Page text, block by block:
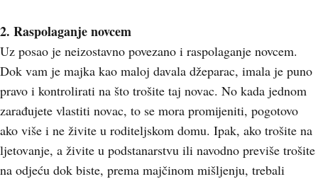
2. Raspolaganje novcem
Uz posao je neizostavno povezano i raspolaganje novcem.
Dok vam je majka kao maloj davala džeparac, imala je puno
pravo i kontrolirati na što trošite taj novac. No kada jednom
zarađujete vlastiti novac, to se mora promijeniti, pogotovo
ako više i ne živite u roditeljskom domu. Ipak, ako trošite na
ljetovanje, a živite u podstanarstvu ili navodno previše trošite
na odjeću dok biste, prema majčinom mišljenju, trebali